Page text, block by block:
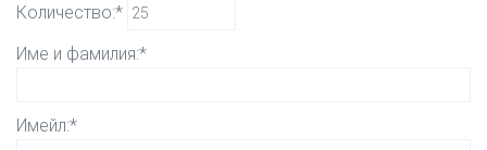
Количество:*
Име и фамилия:*
Имейл:*